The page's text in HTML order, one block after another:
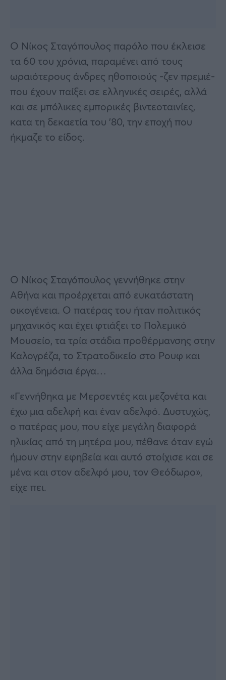
Ο Νίκος Σταγόπουλος παρόλο που έκλεισε
τα 60 του χρόνια, παραμένει από τους
ωραιότερους άνδρες ηθοποιούς -ζεν πρεμιέ-
που έχουν παίξει σε ελληνικές σειρές, αλλά
και σε μπόλικες εμπορικές βιντεοταινίες,
κατα τη δεκαετία του ’80, την εποχή που
ήκμαζε το είδος.
Ο Νίκος Σταγόπουλος γεννήθηκε στην
Αθήνα και προέρχεται από ευκατάστατη
οικογένεια. Ο πατέρας του ήταν πολιτικός
μηχανικός και έχει φτιάξει το Πολεμικό
Μουσείο, τα τρία στάδια προθέρμανσης στην
Καλογρέζα, το Στρατοδικείο στο Ρουφ και
άλλα δημόσια έργα…
«Γεννήθηκα με Μερσεντές και μεζονέτα και
έχω μια αδελφή και έναν αδελφό. Δυστυχώς,
ο πατέρας μου, που είχε μεγάλη διαφορά
ηλικίας από τη μητέρα μου, πέθανε όταν εγώ
ήμουν στην εφηβεία και αυτό στοίχισε και σε
μένα και στον αδελφό μου, τον Θεόδωρο»,
είχε πει.